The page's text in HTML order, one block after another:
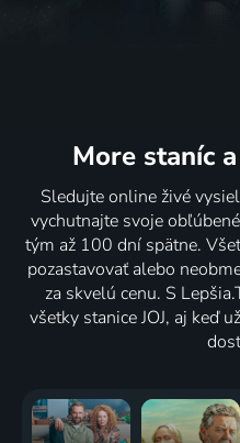
More staníc
Sledujte online živé
vychutnajte svoje
tým až 100 dní spätne.
pozastavovať alebo
za skvelú cenu. S
všetky stanice JOJ, aj keď